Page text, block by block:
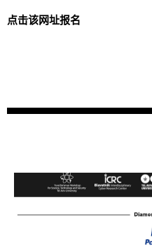
点击该网址报名